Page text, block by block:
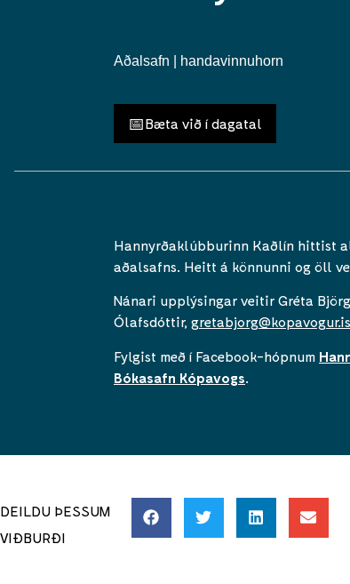
Aðalsafn | handavinnuhorn
📅Bæta við í dagatal
Hannyrðaklúbburinn Kaðlín hittist
aðalsafns. Heitt á könnunni og öll
Nánari upplýsingar veitir Gréta Björg
Ólafsdóttir, gretabjorg@kopavogur.is
Fylgist með í Facebook-hópnum
Bókasafn Kópavogs
DEILDU ÞESSUM
VIÐBURÐI